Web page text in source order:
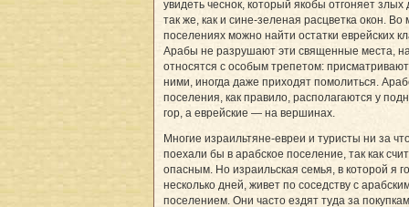
увидеть чеснок, который якобы отгоняет злых
так же, как и сине-зеленая расцветка окон. Во
поселениях можно найти остатки еврейских
Арабы не разрушают эти священные места,
относятся с особым трепетом:
ними, иногда даже приходят помолиться.
поселения, как правило, располагаются у
гор, а еврейские — на вершинах.
Многие израильтяне-евреи и туристы ни за
поехали бы в арабское поселение, так как
опасным. Но израильская семья, в которой я
несколько дней, живет по соседству с
поселением. Они часто ездят туда за